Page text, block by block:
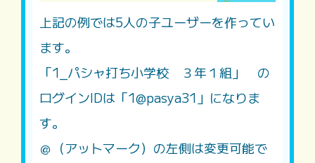
上記の例では5人の子ユーザーを作ってい
ます。
「1_パシャ打ち小学校 ３年１組」 の
ログインIDは「1@pasya31」になりま
す。
＠（アットマーク）の左側は変更可能で